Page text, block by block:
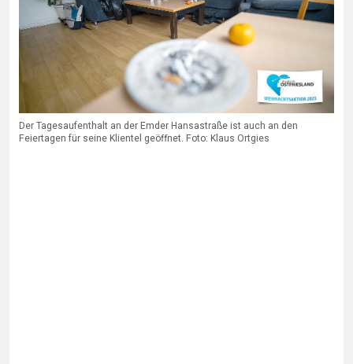
Der Tagesaufenthalt an der Emder Hansastraße ist auch an den
Feiertagen für seine Klientel geöffnet. Foto: Klaus Ortgies